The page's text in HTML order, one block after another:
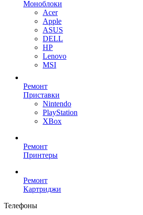
Моноблоки
Acer
Apple
ASUS
DELL
HP
Lenovo
MSI
Ремонт
Приставки
Nintendo
PlayStation
XBox
Ремонт
Принтеры
Ремонт
Картриджи
Телефоны